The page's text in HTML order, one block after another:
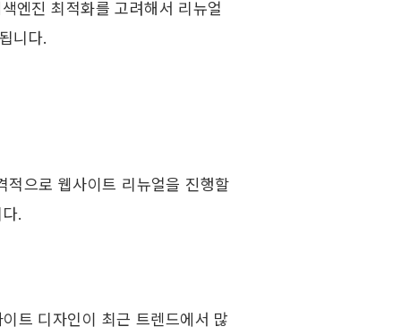
엔진 최적화를 고려해서 리뉴얼
니다.
적으로 웹사이트 리뉴얼을 진행할
.
트 디자인이 최근 트렌드에서 많